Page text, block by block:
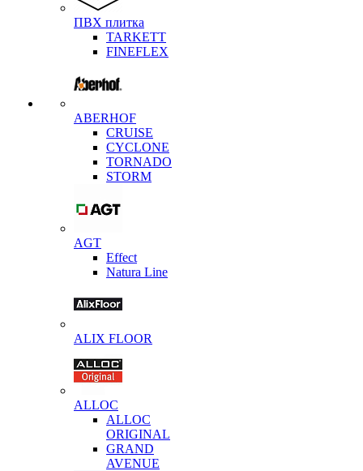
ПВХ плитка
TARKETT
FINEFLEX
ABERHOF
CRUISE
CYCLONE
TORNADO
STORM
AGT
Effect
Natura Line
ALIX FLOOR
ALLOC
ALLOC
ORIGINAL
GRAND
AVENUE